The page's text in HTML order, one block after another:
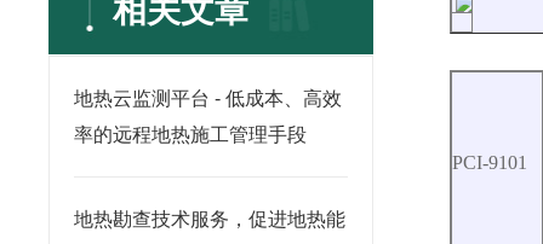
相关文章
地热云监测平台 - 低成本、高效
率的远程地热施工管理手段
地热勘查技术服务，促进地热能
PCI-9101